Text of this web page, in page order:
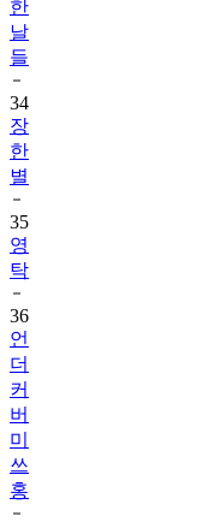
들
34
장
한
별
35
영
탁
36
언
더
커
버
미
쓰
홍
37
정